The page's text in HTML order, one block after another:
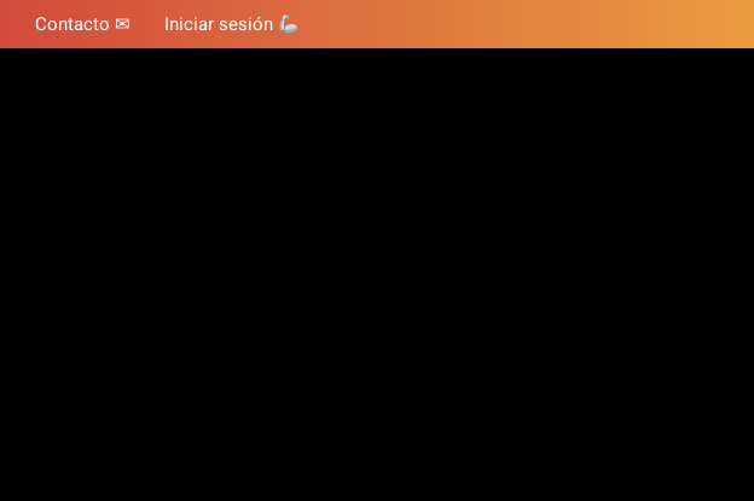
Contacto ✉ Iniciar sesión